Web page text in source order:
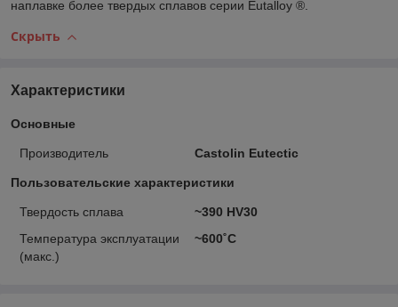
наплавке более твердых сплавов серии Eutalloy ®.
Скрыть
Характеристики
Основные
Производитель Castolin Eutectic
Пользовательские характеристики
Твердость сплава
~390 HV30
Температура эксплуатации
(макс.)
~600˚C